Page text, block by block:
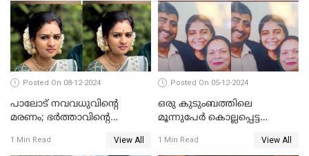
Posted On 08-12-2024
പാലോട് നവവധുവിന്റെ
മരണം; ഭര്‍ത്താവിന്റെ
1 Min Read View All
Posted On 05-12-2024
ഒരു കുടുംബത്തിലെ
മൂന്നുപേര്‍ കൊല്ലപ്പെട്ട
1 Min Read View All